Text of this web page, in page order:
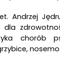
Andrzej
dla
chorób